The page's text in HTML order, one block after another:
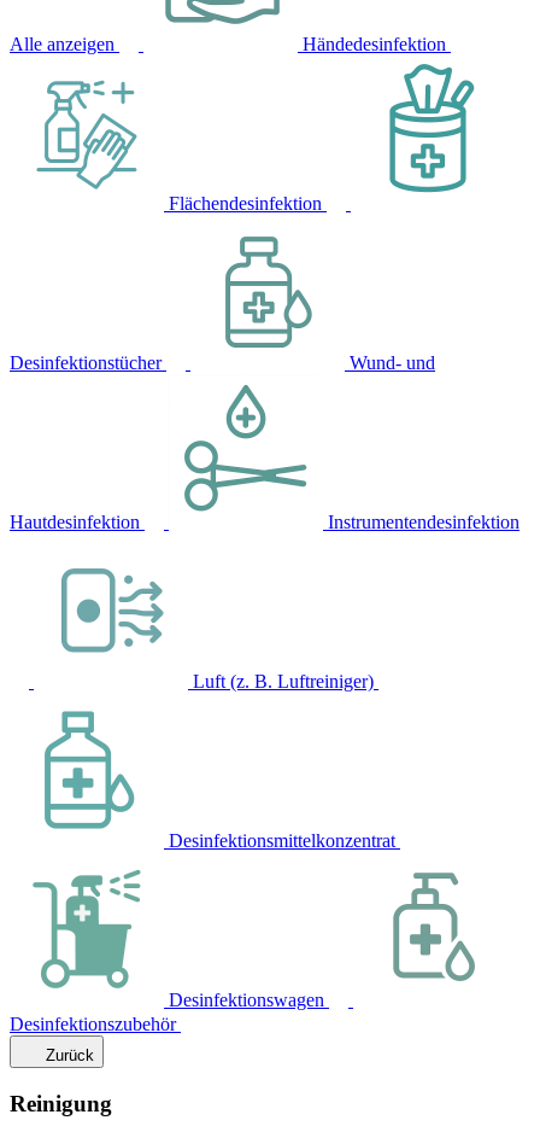
Alle anzeigen Händedesinfektion
Flächendesinfektion
Desinfektionstücher Wund- und
Hautdesinfektion Instrumentendesinfektion
Luft (z. B. Luftreiniger)
Desinfektionsmittelkonzentrat
Desinfektionswagen
Desinfektionszubehör
Zurück
Reinigung